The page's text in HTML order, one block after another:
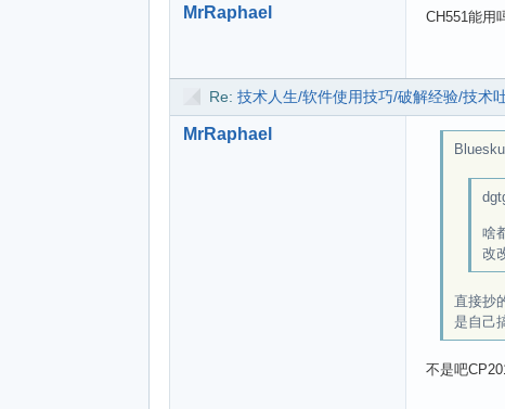
MrRaphael CH551能用
Re: 技术人生/软件使用技巧/破解经验/技术
MrRaphael
啥
改
直接抄
是自己
不是吧